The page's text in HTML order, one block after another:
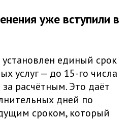
уже вступили в
единый срок
услуг — до 15-го числа
расчётным. Это даёт
дней по
сроком, который